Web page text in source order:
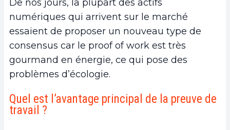
De nos jours, la plupart des actifs
numériques qui arrivent sur le marché
essaient de proposer un nouveau type de
consensus car le proof of work est très
gourmand en énergie, ce qui pose des
problèmes d’écologie.
Quel est l’avantage principal de la preuve de
travail ?